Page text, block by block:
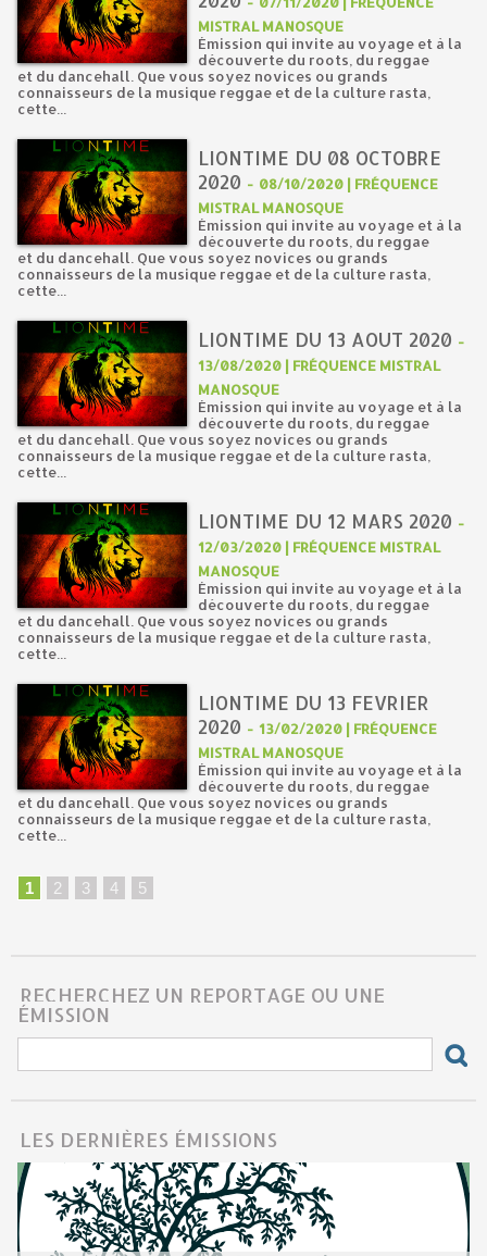
MISTRAL MANOSQUE
Émission qui invite au voyage et à la
découverte du roots, du reggae
et du dancehall. Que vous soyez novices ou grands
connaisseurs de la musique reggae et de la culture rasta,
cette...
LIONTIME DU 08 OCTOBRE
2020 - 08/10/2020 | FRÉQUENCE
MISTRAL MANOSQUE
Émission qui invite au voyage et à la
découverte du roots, du reggae
et du dancehall. Que vous soyez novices ou grands
connaisseurs de la musique reggae et de la culture rasta,
cette...
LIONTIME DU 13 AOUT 2020 -
13/08/2020 | FRÉQUENCE MISTRAL
MANOSQUE
Émission qui invite au voyage et à la
découverte du roots, du reggae
et du dancehall. Que vous soyez novices ou grands
connaisseurs de la musique reggae et de la culture rasta,
cette...
LIONTIME DU 12 MARS 2020 -
12/03/2020 | FRÉQUENCE MISTRAL
MANOSQUE
Émission qui invite au voyage et à la
découverte du roots, du reggae
et du dancehall. Que vous soyez novices ou grands
connaisseurs de la musique reggae et de la culture rasta,
cette...
LIONTIME DU 13 FEVRIER
2020 - 13/02/2020 | FRÉQUENCE
MISTRAL MANOSQUE
Émission qui invite au voyage et à la
découverte du roots, du reggae
et du dancehall. Que vous soyez novices ou grands
connaisseurs de la musique reggae et de la culture rasta,
cette...
1 2 3 4 5
RECHERCHEZ UN REPORTAGE OU UNE
ÉMISSION
LES DERNIÈRES ÉMISSIONS